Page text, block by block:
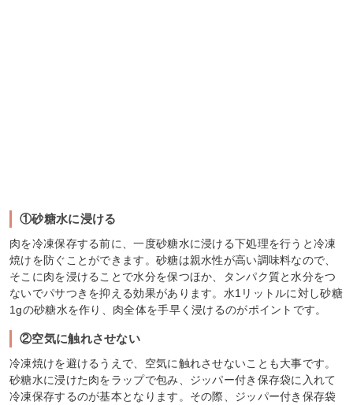
①砂糖水に浸ける
肉を冷凍保存する前に、一度砂糖水に浸ける下処理を行うと冷凍
焼けを防ぐことができます。砂糖は親水性が高い調味料なので、
そこに肉を浸けることで水分を保つほか、タンパク質と水分をつ
ないでパサつきを抑える効果があります。水1リットルに対し砂糖
1gの砂糖水を作り、肉全体を手早く浸けるのがポイントです。
②空気に触れさせない
冷凍焼けを避けるうえで、空気に触れさせないことも大事です。
砂糖水に浸けた肉をラップで包み、ジッパー付き保存袋に入れて
冷凍保存するのが基本となります。その際、ジッパー付き保存袋